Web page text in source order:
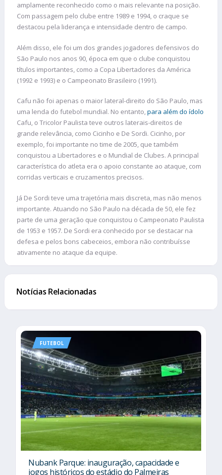
amplamente reconhecido como o mais relevante na posição.
Com passagem pelo clube entre 1989 e 1994, o craque se
destacou pela liderança e intensidade dentro de campo.
Além disso, ele foi um dos grandes jogadores defensivos do
São Paulo nos anos 90, época em que o clube conquistou
títulos importantes, como a Copa Libertadores da América
(1992 e 1993) e o Campeonato Brasileiro (1991).
Cafu não foi apenas o maior lateral-direito do São Paulo, mas
uma lenda do futebol mundial. No entanto,para além do ídolo
Cafu, o Tricolor Paulista teve outros laterais-direitos de
grande relevância, como Cicinho e De Sordi. Cicinho, por
exemplo, foi importante no time de 2005, que também
conquistou a Libertadores e o Mundial de Clubes. A principal
característica do atleta era o apoio constante ao ataque, com
corridas verticais e cruzamentos precisos.
Já De Sordi teve uma trajetória mais discreta, mas não menos
importante. Atuando no São Paulo na década de 50, ele fez
parte de uma geração que conquistou o Campeonato Paulista
de 1953 e 1957. De Sordi era conhecido por se destacar na
defesa e pelos bons cabeceios, embora não contribuísse
ativamente no ataque da equipe.
Notícias Relacionadas
FUTEBOL
Nubank Parque: inauguração, capacidade e
jogos históricos do estádio do Palmeiras